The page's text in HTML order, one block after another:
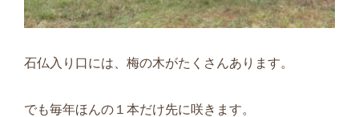
石仏入り口には、梅の木がたくさんあります。
でも毎年ほんの１本だけ先に咲きます。